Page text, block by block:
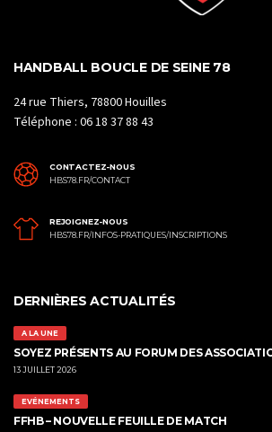
HANDBALL BOUCLE DE SEINE 78
24 rue Thiers, 78800 Houilles
Téléphone : 06 18 37 88 43
CONTACTEZ-NOUS
HBS78.FR/CONTACT
REJOIGNEZ-NOUS
HBS78.FR/INFOS-PRATIQUES/INSCRIPTIONS
DERNIÈRES ACTUALITÉS
A LA UNE
SOYEZ PRÉSENTS AU FORUM DES
13 JUILLET 2026
EVÉNEMENTS
FFHB – NOUVELLE FEUILLE DE MATCH